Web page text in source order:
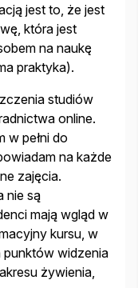
jest to, że jest
która jest
na naukę
praktyka).
studiów
online.
w pełni do
na każde
zajęcia.
nie są
mają wgląd w
kursu, w
widzenia
żywienia,